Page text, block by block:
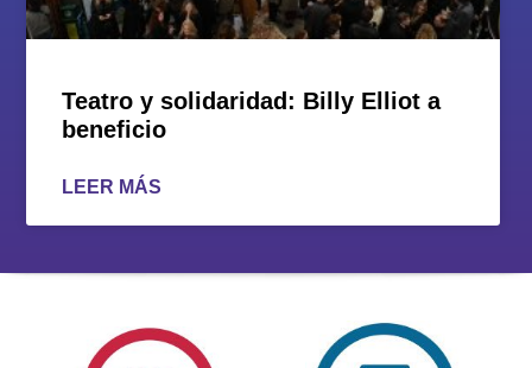
Teatro y solidaridad: Billy Elliot a
beneficio
LEER MÁS